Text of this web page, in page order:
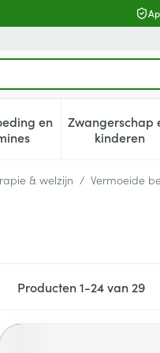
verzorging en
en
Toon submenu voor Dieet,
Zwangerschap
kinderen
Toon
& welzijn / Vermoeide
Producten1-24van 29